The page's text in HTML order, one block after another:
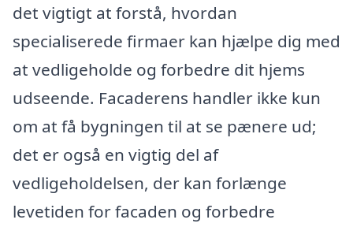
det vigtigt at forstå, hvordan
specialiserede firmaer kan hjælpe dig med
at vedligeholde og forbedre dit hjems
udseende. Facaderens handler ikke kun
om at få bygningen til at se pænere ud;
det er også en vigtig del af
vedligeholdelsen, der kan forlænge
levetiden for facaden og forbedre